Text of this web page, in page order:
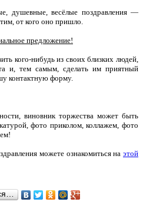
душевные, весёлые поздравления —
от кого оно пришло.
предложение!
кого-нибудь из своих близких людей,
и, тем самым, сделать им приятный
контактную форму.
виновник торжества может быть
фото приколом, коллажем, фото
можете ознакомиться на этой